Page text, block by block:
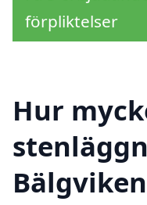
förpliktelser
Hur